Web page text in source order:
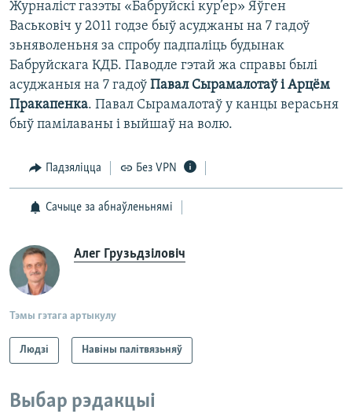
Журналіст газэты «Бабруйскі кур’ер» Яўген
Васьковіч у 2011 годзе быў асуджаны на 7 гадоў
зьняволеньня за спробу падпаліць будынак
Бабруйскага КДБ. Паводле гэтай жа справы былі
асуджаныя на 7 гадоў Павал Сырамалотаў і Арцём
Пракапенка. Павал Сырамалотаў у канцы верасьня
быў памілаваны і выйшаў на волю.
Падзяліцца Без VPN
Сачыце за абнаўленьнямі
Алег Грузьдзіловіч
Тэмы гэтага артыкулу
Людзі Навіны палітвязьняў
Выбар рэдакцыі